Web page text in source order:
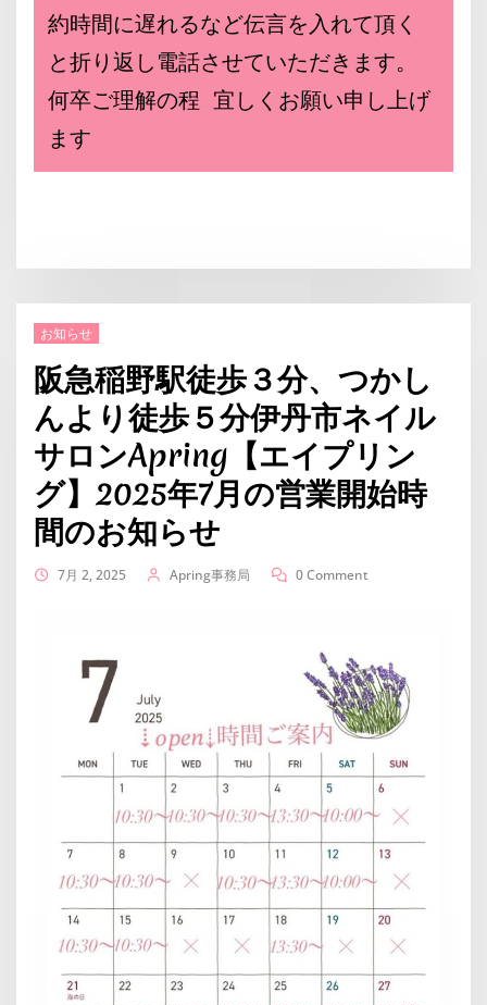
約時間に遅れるなど伝言を入れて頂く
と折り返し電話させていただきます。
何卒ご理解の程 宜しくお願い申し上げ
ます
お知らせ
阪急稲野駅徒歩３分、つかし
んより徒歩５分伊丹市ネイル
サロンApring【エイプリン
グ】2025年7月の営業開始時
間のお知らせ
7月 2, 2025 Apring事務局 0 Comment